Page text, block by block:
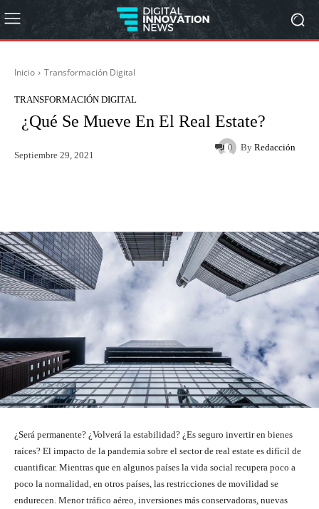
Inicio Transformación Digital
TRANSFORMACIÓN DIGITAL
¿Qué Se Mueve En El Real Estate?
By Redacción
Septiembre 29, 2021
0
¿Será permanente? ¿Volverá la estabilidad? ¿Es seguro invertir en bienes
raíces? El impacto de la pandemia sobre el sector de real estate es difícil de
cuantificar. Mientras que en algunos países la vida social recupera poco a
poco la normalidad, en otros países, las restricciones de movilidad se
endurecen. Menor tráfico aéreo, inversiones más conservadoras, nuevas